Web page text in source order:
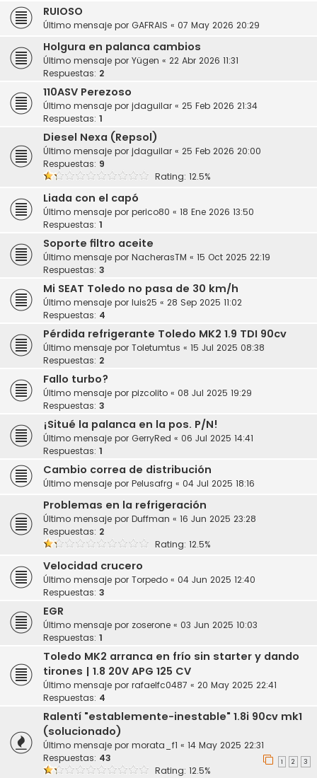
RUIOSO
Último mensaje por GAFRAIS « 07 May 2026 20:29
Holgura en palanca cambios
Último mensaje por Yügen « 22 Abr 2026 11:31
Respuestas: 2
110ASV Perezoso
Último mensaje por jdaguilar « 25 Feb 2026 21:34
Respuestas: 1
Diesel Nexa (Repsol)
Último mensaje por jdaguilar « 25 Feb 2026 20:00
Respuestas: 9
Rating: 12.5%
Liada con el capó
Último mensaje por perico80 « 18 Ene 2026 13:50
Respuestas: 1
Soporte filtro aceite
Último mensaje por NacherasTM « 15 Oct 2025 22:19
Respuestas: 3
Mi SEAT Toledo no pasa de 30 km/h
Último mensaje por luis25 « 28 Sep 2025 11:02
Respuestas: 4
Pérdida refrigerante Toledo MK2 1.9 TDI 90cv
Último mensaje por Toletumtus « 15 Jul 2025 08:38
Respuestas: 2
Fallo turbo?
Último mensaje por pizcolito « 08 Jul 2025 19:29
Respuestas: 3
¡Situé la palanca en la pos. P/N!
Último mensaje por GerryRed « 06 Jul 2025 14:41
Respuestas: 1
Cambio correa de distribución
Último mensaje por Pelusafrg « 04 Jul 2025 18:16
Problemas en la refrigeración
Último mensaje por Duffman « 16 Jun 2025 23:28
Respuestas: 2
Rating: 12.5%
Velocidad crucero
Último mensaje por Torpedo « 04 Jun 2025 12:40
Respuestas: 3
EGR
Último mensaje por zoserone « 03 Jun 2025 10:03
Respuestas: 1
Toledo MK2 arranca en frío sin starter y dando
tirones | 1.8 20V APG 125 CV
Último mensaje por rafaelfc0487 « 20 May 2025 22:41
Respuestas: 4
Ralentí "establemente-inestable" 1.8i 90cv mk1
(solucionado)
Último mensaje por morata_f1 « 14 May 2025 22:31
Respuestas: 43 1 2 3
Rating: 12.5%